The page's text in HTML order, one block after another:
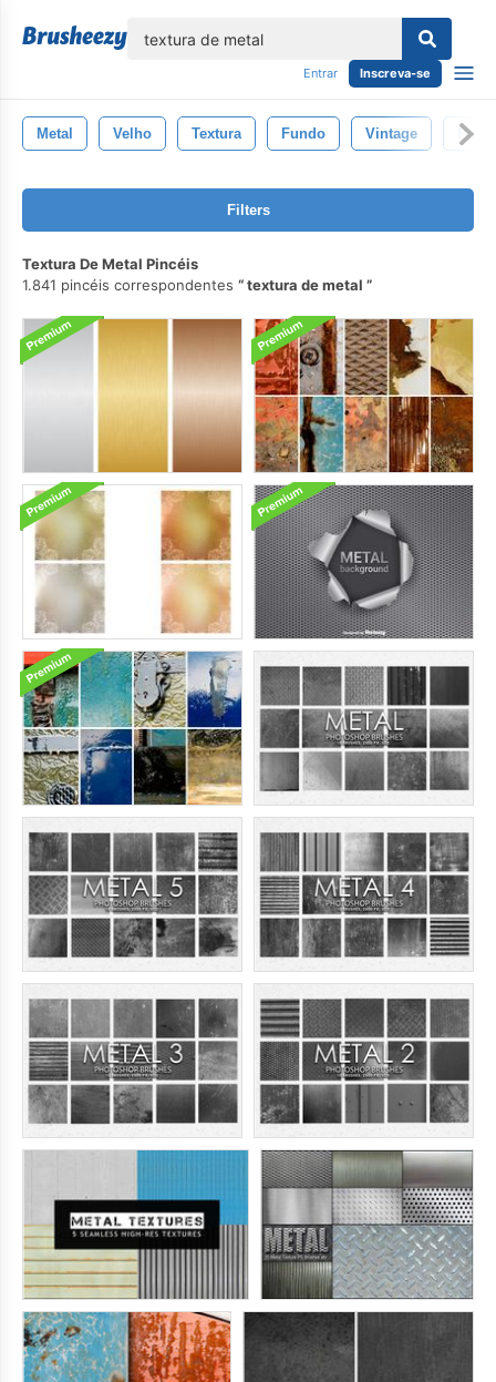
Entrar Inscreva-se
Metal Velho Textura Fundo Vintage
Filters
Textura De Metal Pincéis
1.841 pincéis correspondentes
textura de metal